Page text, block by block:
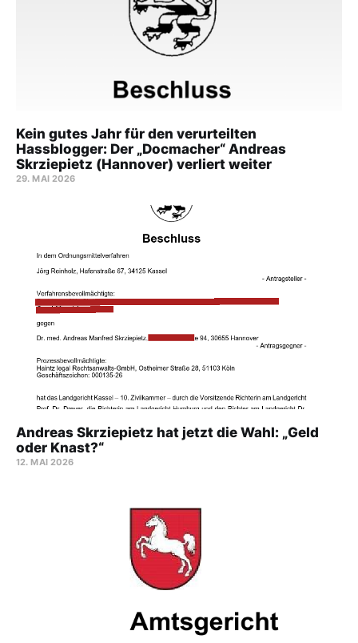
Kein gutes Jahr für den verurteilten
Hassblogger: Der „Docmacher“ Andreas
Skrziepietz (Hannover) verliert weiter
29. MAI 2026
Andreas Skrziepietz hat jetzt die Wahl: „Geld
oder Knast?“
12. MAI 2026